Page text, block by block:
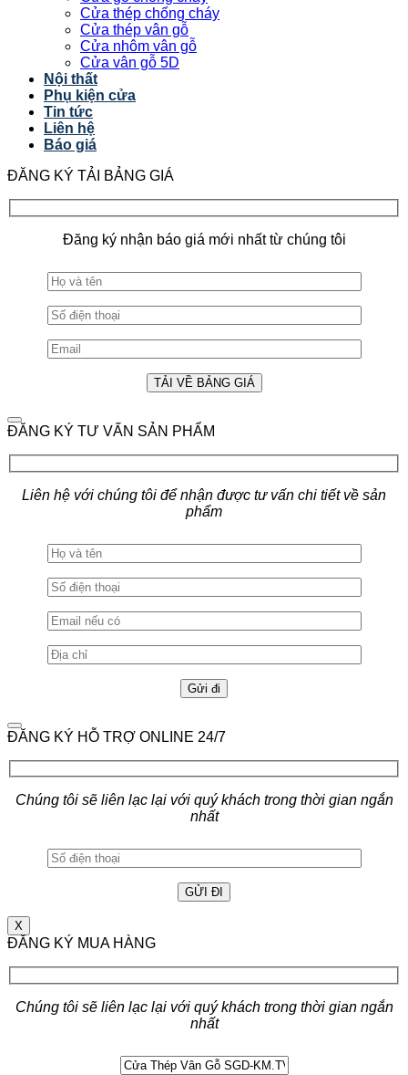
Cửa thép chống cháy
Cửa thép vân gỗ
Cửa nhôm vân gỗ
Cửa vân gỗ 5D
Nội thất
Phụ kiện cửa
Tin tức
Liên hệ
Báo giá
ĐĂNG KÝ TẢI BẢNG GIÁ
Đăng ký nhận báo giá mới nhất từ chúng tôi
ĐĂNG KÝ TƯ VẤN SẢN PHẨM
Liên hệ với chúng tôi để nhận được tư vấn chi tiết về sản
phẩm
ĐĂNG KÝ HỖ TRỢ ONLINE 24/7
Chúng tôi sẽ liên lạc lại với quý khách trong thời gian ngắn
nhất
X
ĐĂNG KÝ MUA HÀNG
Chúng tôi sẽ liên lạc lại với quý khách trong thời gian ngắn
nhất